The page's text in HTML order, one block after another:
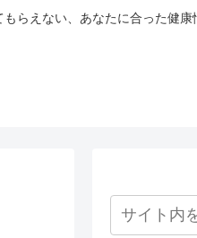
らえない、あなたに合った健康